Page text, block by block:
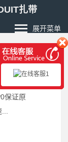
扎带
展开菜单
，
保证原